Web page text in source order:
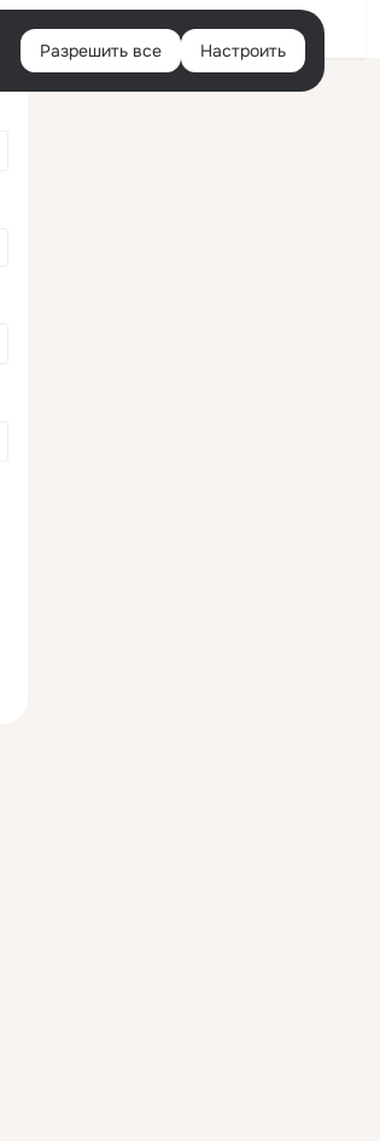
Войти
Разрешить все Настроить